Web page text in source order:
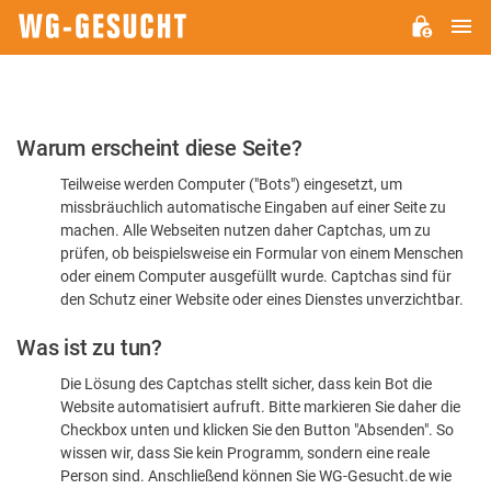
Bitte
dass
sind
Warum erscheint diese Seite?
Teilweise werden Computer ("Bots") eingesetzt, um
missbräuchlich automatische Eingaben auf einer Seite zu
machen. Alle Webseiten nutzen daher Captchas, um zu
prüfen, ob beispielsweise ein Formular von einem Menschen
oder einem Computer ausgefüllt wurde. Captchas sind für
den Schutz einer Website oder eines Dienstes unverzichtbar.
Was ist zu tun?
Die Lösung des Captchas stellt sicher, dass kein Bot die
Website automatisiert aufruft. Bitte markieren Sie daher die
Checkbox unten und klicken Sie den Button "Absenden". So
wissen wir, dass Sie kein Programm, sondern eine reale
Person sind. Anschließend können Sie WG-Gesucht.de wie